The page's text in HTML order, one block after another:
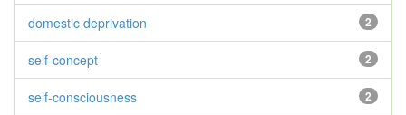
2
domestic deprivation
2
self-concept
2
self-consciousness